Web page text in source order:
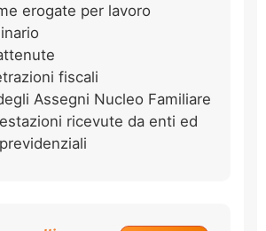
erogate per lavoro
fiscali
Assegni Nucleo Familiare
ricevute da enti ed